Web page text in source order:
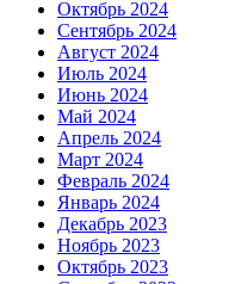
Октябрь 2024
Сентябрь 2024
Август 2024
Июль 2024
Июнь 2024
Май 2024
Апрель 2024
Март 2024
Февраль 2024
Январь 2024
Декабрь 2023
Ноябрь 2023
Октябрь 2023